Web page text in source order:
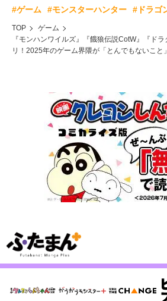
#ゲーム #モンスターハンター #ドラゴ
TOP
ゲーム
『モンハンワイルズ』『餓狼伝説CotW』『ド
リ！2025年のゲーム界隈が「とんでもないこと